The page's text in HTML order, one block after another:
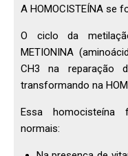
A HOMOCISTEÍNA se
O ciclo da
METIONINA
CH3 na reparação
transformando na
Essa homocisteína
normais: